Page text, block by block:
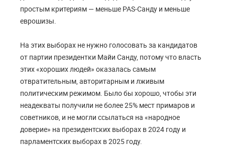
простым критериям — меньше PAS-Санду и меньше
еврошизы.
На этих выборах не нужно голосовать за кандидатов
от партии президентки Майи Санду, потому что власть
этих «хороших людей» оказалась самым
отвратительным, авторитарным и лживым
политическим режимом. Было бы хорошо, чтобы эти
неадекваты получили не более 25% мест примаров и
советников, и не могли ссылаться на «народное
доверие» на президентских выборах в 2024 году и
парламентских выборах в 2025 году.